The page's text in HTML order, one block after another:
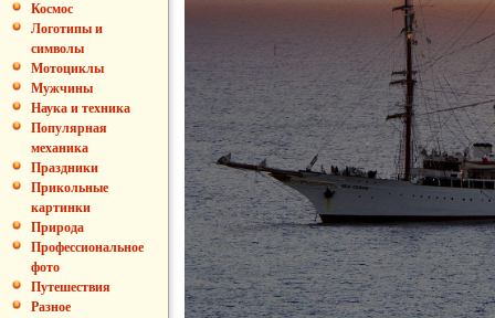
Космос
Логотипы и
символы
Мотоциклы
Мужчины
Наука и техника
Популярная
механика
Праздники
Прикольные
картинки
Природа
Профессиональное
фото
Путешествия
Разное